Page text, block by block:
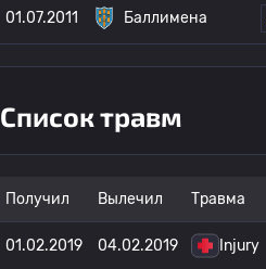
01.07.2011 Баллимена
Список травм
Получил Вылечил Травма
01.02.2019 04.02.2019 Injury